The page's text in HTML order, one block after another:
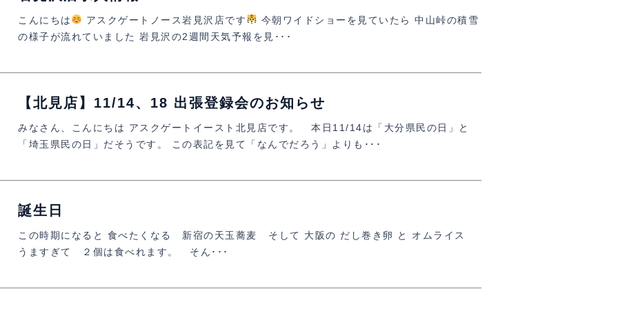
こんにちは アスクゲートノース岩見沢店です
今朝ワイドショーを見ていたら 中山峠の積雪
の様子が流れていました 岩見沢の2週間天気予報を見･･･
【北見店】11/14、18 出張登録会のお知らせ
みなさん、こんにちは アスクゲートイースト北見店です。 本日11/14は「大分県民の日」と
「埼玉県民の日」だそうです。 この表記を見て「なんでだろう」よりも･･･
誕生日
この時期になると 食べたくなる 新宿の天玉蕎麦 そして 大阪の だし巻き卵 と オムライス
うますぎて ２個は食べれます。 そん･･･